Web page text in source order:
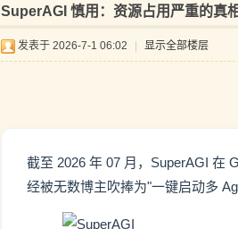
SuperAGI 慎用：资源占用严重的真
发表于 2026-7-1 06:02 显示全部楼层
截至 2026 年 07 月，SuperAGI 在
经被无数博主吹捧为"一键启动多